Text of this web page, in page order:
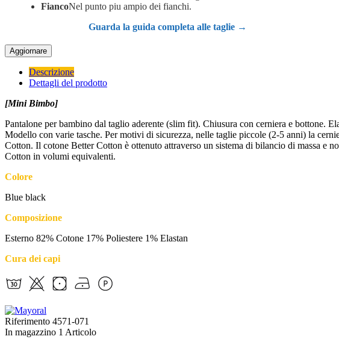
FiancoNel punto piu ampio dei fianchi.
Guarda la guida completa alle taglie →
Descrizione
Dettagli del prodotto
[Mini Bimbo]
Pantalone per bambino dal taglio aderente (slim fit). Chiusura con cerniera e bottone.
Modello con varie tasche. Per motivi di sicurezza, nelle taglie piccole (2-5 anni) la
Cotton. Il cotone Better Cotton è ottenuto attraverso un sistema di bilancio di massa e
Cotton in volumi equivalenti.
Colore
Blue black
Composizione
Esterno 82% Cotone 17% Poliestere 1% Elastan
Cura dei capi
Riferimento 4571-071
In magazzino 1 Articolo